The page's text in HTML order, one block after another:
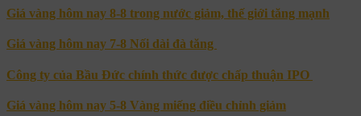
Giá vàng hôm nay 8-8 trong nước giảm, thế giới tăng mạnh
Giá vàng hôm nay 7-8 Nối dài đà tăng
Công ty của Bầu Đức chính thức được chấp thuận IPO
Giá vàng hôm nay 5-8 Vàng miếng điều chỉnh giảm